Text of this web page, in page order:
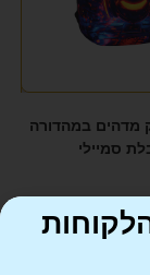
מדהים במהדורה
סמיילי
299